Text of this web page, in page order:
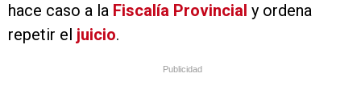
hace caso a la Fiscalía Provincial y ordena
repetir el juicio.
Publicidad